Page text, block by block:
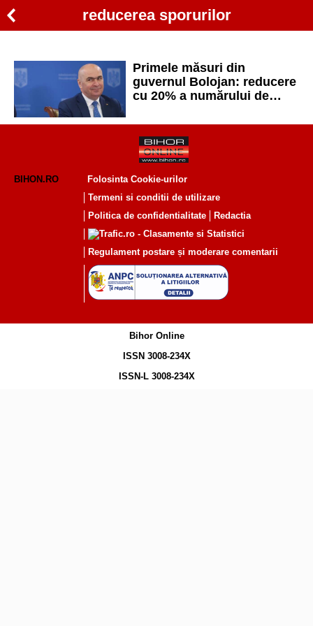
reducerea sporurilor
Primele măsuri din
guvernul Bolojan: reducere
cu 20% a numărului de
sporurilor
BIHON.RO
Folosinta Cookie-urilor
Termeni si conditii de utilizare
Politica de confidentialitate
Redactia
Regulament postare și moderare comentarii
Bihor Online
ISSN 3008-234X
ISSN-L 3008-234X